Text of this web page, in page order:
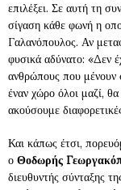
επιλέξει. Σε αυτή τη
σίγαση κάθε φωνή η
Γαλανόπουλος. Αν
φυσικά αδύνατο: «Δεν
ανθρώπους που μένουν
έναν χώρο όλοι μαζί,
ακούσουμε
Και κάπως έτσι,
ο Θοδωρής
διευθυντής σύνταξης